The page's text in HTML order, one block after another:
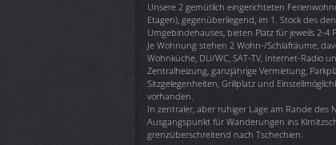
Unsere 2 gemütlich eingerichteten
Etagen), gegenüberliegend, im 1. Stock des
Umgebindehauses, bieten Platz für jeweils 2-4
Je Wohnung stehen 2 Wohn-/Schlafräume,
Wohnküche, DU/WC, SAT-TV, Internet-Radio
Zentralheizung, ganzjährige Vermietung,
Sitzgelegenheiten, Grillplatz und
vorhanden.
In zentraler, aber ruhiger Lage am Rande des
Ausgangspunkt für Wanderungen ins
grenzüberschreitend nach Tschechien.